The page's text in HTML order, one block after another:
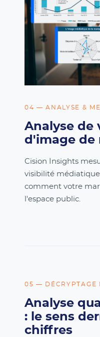
04 — ANALYSE &
Analyse de
d'image de
Cision Insights
visibilité
comment votre
l'espace public.
05 — DÉCRYPTAGE
Analyse
: le sens
chiffres